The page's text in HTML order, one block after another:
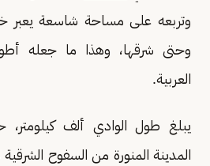
وتربعه على مساحة شاسعة يعبر
وحتى شرقها، وهذا ما جعله
العربية.
يبلغ طول الوادي ألف
المدينة المنورة من السفوح